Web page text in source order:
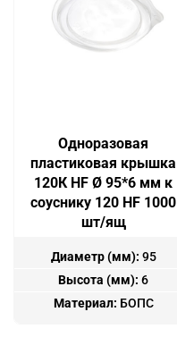
Одноразовая
пластиковая крышка
120К HF Ø 95*6 мм к
соуснику 120 HF 1000
шт/ящ
Диаметр (мм): 95
Высота (мм): 6
Материал: БОПС